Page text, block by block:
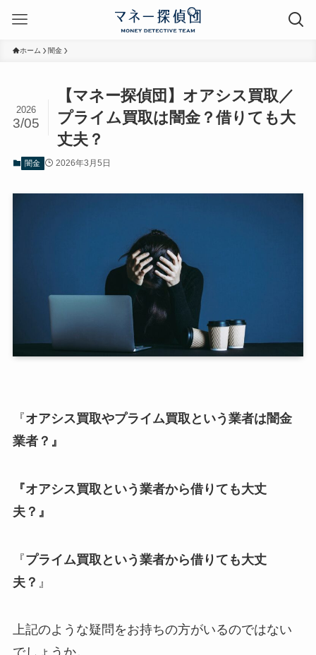
ホーム 闇金
【マネー探偵団】オアシス買取／
プライム買取は闇金？借りても大
丈夫？
2026
3/05
闇金 2026年3月5日
『オアシス買取やプライム買取という業者は闇金
業者？』
『オアシス買取という業者から借りても大丈
夫？』
『プライム買取という業者から借りても大丈
夫？ 』
上記のような疑問をお持ちの方がいるのではない